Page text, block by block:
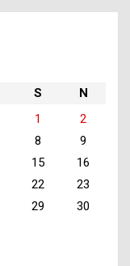
S
N
1
2
8
9
15
16
22
23
29
30